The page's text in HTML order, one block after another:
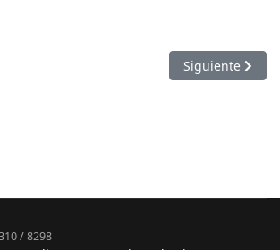
Atención integral: un compromiso con la
Artículo
Siguiente
/ 8298